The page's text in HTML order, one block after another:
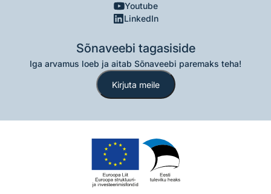
Youtube
LinkedIn
Sõnaveebi tagasiside
Iga arvamus loeb ja aitab Sõnaveebi paremaks teha!
Kirjuta meile